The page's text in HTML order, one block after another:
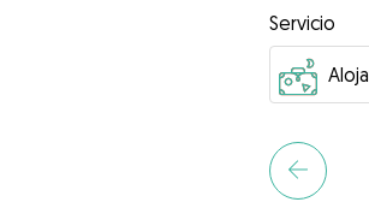
Servicio